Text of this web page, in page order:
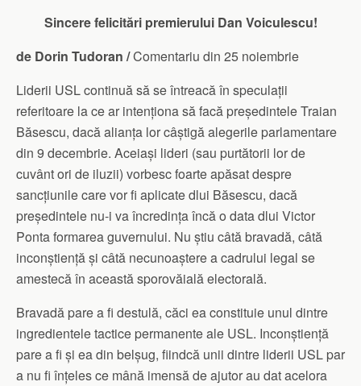
Sincere felicitări premierului Dan Voiculescu!
de Dorin Tudoran /Comentariu din 25 noiembrie
Liderii USL continuă să se întreacă în speculații
referitoare la ce ar intenționa să facă președintele Traian
Băsescu, dacă alianța lor câștigă alegerile parlamentare
din 9 decembrie. Aceiași lideri (sau purtătorii lor de
cuvânt ori de iluzii) vorbesc foarte apăsat despre
sancțiunile care vor fi aplicate dlui Băsescu, dacă
președintele nu-i va încredința încă o data dlui Victor
Ponta formarea guvernului. Nu știu câtă bravadă, câtă
inconștiență și câtă necunoaștere a cadrului legal se
amestecă în această sporovăială electorală.
Bravadă pare a fi destulă, căci ea constituie unul dintre
ingredientele tactice permanente ale USL. Inconștiență
pare a fi și ea din belșug, fiindcă unii dintre liderii USL par
a nu fi înțeles ce mână imensă de ajutor au dat acelora